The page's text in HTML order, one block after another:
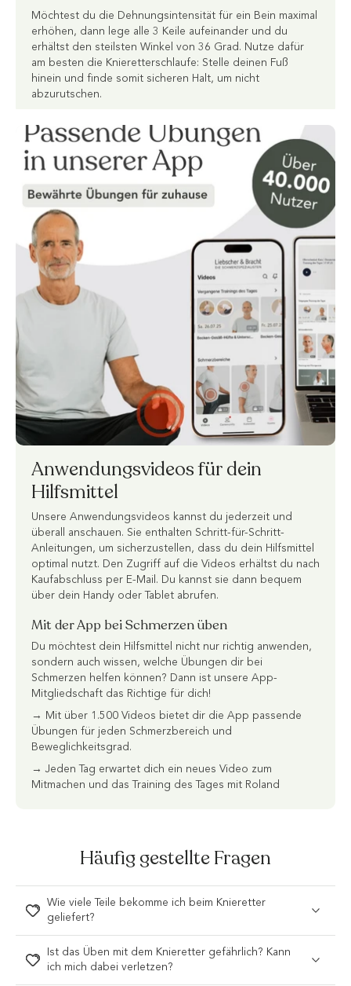
Möchtest du die Dehnungsintensität für ein Bein maximal
erhöhen, dann lege alle 3 Keile aufeinander und du
erhältst den steilsten Winkel von 36 Grad. Nutze dafür
am besten die Knieretterschlaufe: Stelle deinen Fuß
hinein und finde somit sicheren Halt, um nicht
abzurutschen.
Anwendungsvideos für dein
Hilfsmittel
Unsere Anwendungsvideos kannst du jederzeit und
überall anschauen. Sie enthalten Schritt-für-Schritt-
Anleitungen, um sicherzustellen, dass du dein Hilfsmittel
optimal nutzt. Den Zugriff auf die Videos erhältst du nach
Kaufabschluss per E-Mail. Du kannst sie dann bequem
über dein Handy oder Tablet abrufen.
Mit der App bei Schmerzen üben
Du möchtest dein Hilfsmittel nicht nur richtig anwenden,
sondern auch wissen, welche Übungen dir bei
Schmerzen helfen können? Dann ist unsere App-
Mitgliedschaft das Richtige für dich!
→ Mit über 1.500 Videos bietet dir die App passende
Übungen für jeden Schmerzbereich und
Beweglichkeitsgrad.
→ Jeden Tag erwartet dich ein neues Video zum
Mitmachen und das Training des Tages mit Roland
Häufig gestellte Fragen
Wie viele Teile bekomme ich beim Knieretter
geliefert?
Ist das Üben mit dem Knieretter gefährlich? Kann
ich mich dabei verletzen?